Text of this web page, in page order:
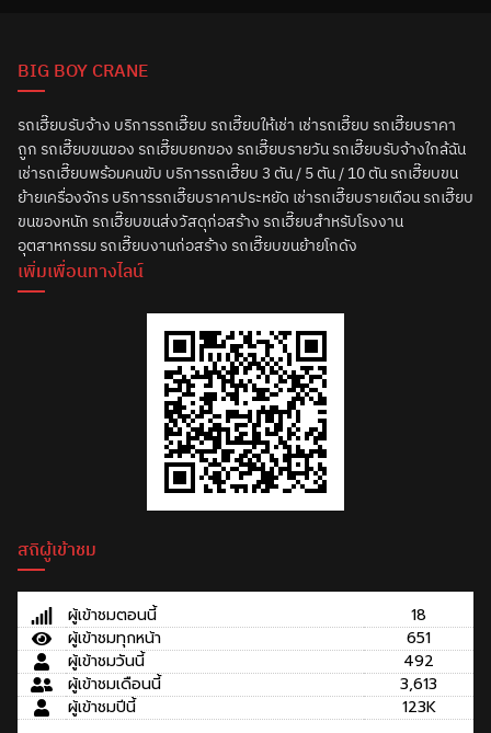
BIG BOY CRANE
รถเฮี๊ยบรับจ้าง บริการรถเฮี๊ยบ รถเฮี๊ยบให้เช่า เช่ารถเฮี๊ยบ รถเฮี๊ยบราคา
ถูก รถเฮี๊ยบขนของ รถเฮี๊ยบยกของ รถเฮี๊ยบรายวัน รถเฮี๊ยบรับจ้างใกล้ฉัน
เช่ารถเฮี๊ยบพร้อมคนขับ บริการรถเฮี๊ยบ 3 ตัน / 5 ตัน / 10 ตัน รถเฮี๊ยบขน
ย้ายเครื่องจักร บริการรถเฮี๊ยบราคาประหยัด เช่ารถเฮี๊ยบรายเดือน รถเฮี๊ยบ
ขนของหนัก รถเฮี๊ยบขนส่งวัสดุก่อสร้าง รถเฮี๊ยบสำหรับโรงงาน
อุตสาหกรรม รถเฮี๊ยบงานก่อสร้าง รถเฮี๊ยบขนย้ายโกดัง
เพิ่มเพื่อนทางไลน์
สถิผู้เข้าชม
ผู้เข้าชมตอนนี้
18
ผู้เข้าชมทุกหน้า
651
ผู้เข้าชมวันนี้
492
ผู้เข้าชมเดือนนี้
3,613
ผู้เข้าชมปีนี้
123K